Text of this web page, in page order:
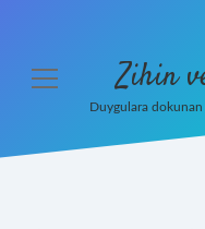
menüyü
Zihin
Duygulara